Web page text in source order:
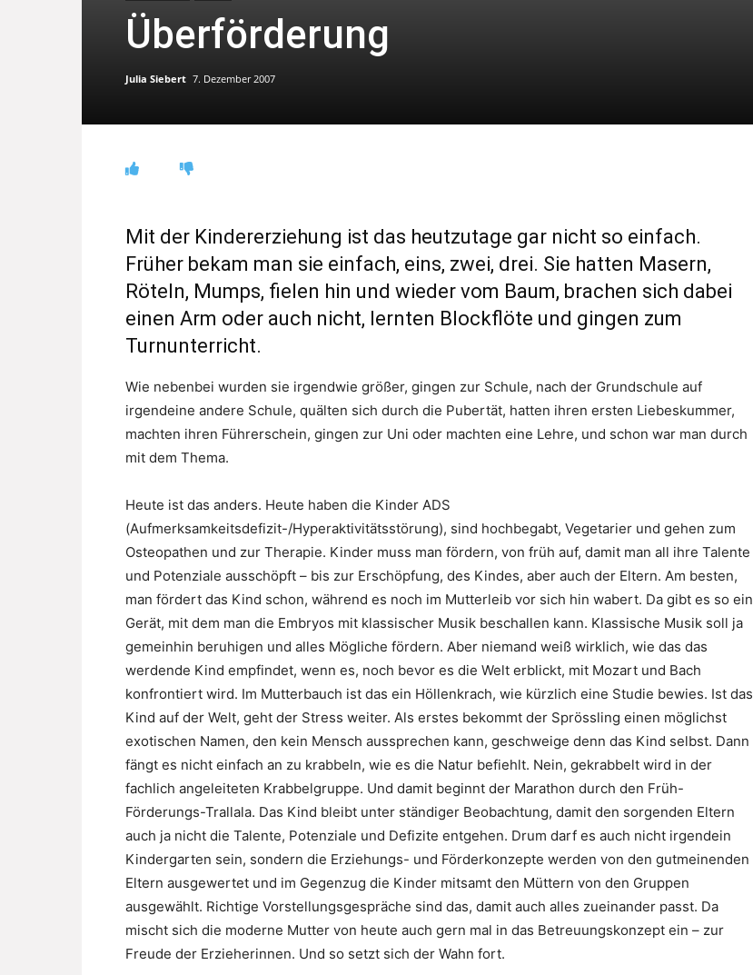
Überförderung
Julia Siebert 7. Dezember 2007
Mit der Kindererziehung ist das heutzutage gar nicht so einfach.
Früher bekam man sie einfach, eins, zwei, drei. Sie hatten Masern,
Röteln, Mumps, fielen hin und wieder vom Baum, brachen sich dabei
einen Arm oder auch nicht, lernten Blockflöte und gingen zum
Turnunterricht.
Wie nebenbei wurden sie irgendwie größer, gingen zur Schule, nach der Grundschule auf
irgendeine andere Schule, quälten sich durch die Pubertät, hatten ihren ersten Liebeskummer,
machten ihren Führerschein, gingen zur Uni oder machten eine Lehre, und schon war man durch
mit dem Thema.
Heute ist das anders. Heute haben die Kinder ADS
(Aufmerksamkeitsdefizit-/Hyperaktivitätsstörung), sind hochbegabt, Vegetarier und gehen zum
Osteopathen und zur Therapie. Kinder muss man fördern, von früh auf, damit man all ihre Talente
und Potenziale ausschöpft – bis zur Erschöpfung, des Kindes, aber auch der Eltern. Am besten,
man fördert das Kind schon, während es noch im Mutterleib vor sich hin wabert. Da gibt es so ein
Gerät, mit dem man die Embryos mit klassischer Musik beschallen kann. Klassische Musik soll ja
gemeinhin beruhigen und alles Mögliche fördern. Aber niemand weiß wirklich, wie das das
werdende Kind empfindet, wenn es, noch bevor es die Welt erblickt, mit Mozart und Bach
konfrontiert wird. Im Mutterbauch ist das ein Höllenkrach, wie kürzlich eine Studie bewies. Ist das
Kind auf der Welt, geht der Stress weiter. Als erstes bekommt der Sprössling einen möglichst
exotischen Namen, den kein Mensch aussprechen kann, geschweige denn das Kind selbst. Dann
fängt es nicht einfach an zu krabbeln, wie es die Natur befiehlt. Nein, gekrabbelt wird in der
fachlich angeleiteten Krabbelgruppe. Und damit beginnt der Marathon durch den Früh-
Förderungs-Trallala. Das Kind bleibt unter ständiger Beobachtung, damit den sorgenden Eltern
auch ja nicht die Talente, Potenziale und Defizite entgehen. Drum darf es auch nicht irgendein
Kindergarten sein, sondern die Erziehungs- und Förderkonzepte werden von den gutmeinenden
Eltern ausgewertet und im Gegenzug die Kinder mitsamt den Müttern von den Gruppen
ausgewählt. Richtige Vorstellungsgespräche sind das, damit auch alles zueinander passt. Da
mischt sich die moderne Mutter von heute auch gern mal in das Betreuungskonzept ein – zur
Freude der Erzieherinnen. Und so setzt sich der Wahn fort.